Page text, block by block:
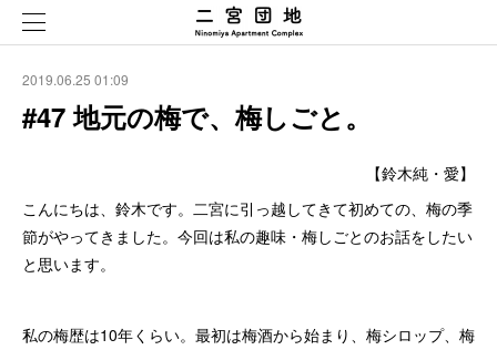
2019.06.25 01:09
#47 地元の梅で、梅しごと。
【鈴木純・愛】
こんにちは、鈴木です。二宮に引っ越してきて初めての、梅の季
節がやってきました。今回は私の趣味・梅しごとのお話をしたい
と思います。
私の梅歴は10年くらい。最初は梅酒から始まり、梅シロップ、梅